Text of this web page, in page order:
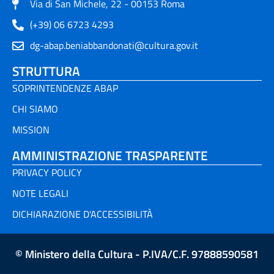
Via di San Michele, 22 - 00153 Roma
(+39) 06 6723 4293
dg-abap.beniabbandonati@cultura.gov.it
STRUTTURA
SOPRINTENDENZE ABAP
CHI SIAMO
MISSION
AMMINISTRAZIONE TRASPARENTE
PRIVACY POLICY
NOTE LEGALI
DICHIARAZIONE D'ACCESSIBILITÀ
© Ministero della Cultura - P.IVA/C.F. 97888590581